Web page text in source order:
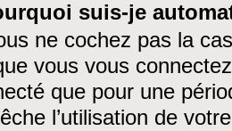
suis-je
ne cochez pas la
vous vous
que pour une
l’utilisation de